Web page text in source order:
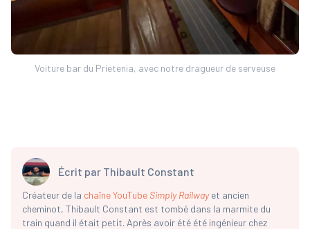
Voiture bar du Prietenia, avec notre dragueur de serveuse
Écrit par Thibault Constant
Créateur de la chaîne YouTubeSimply Railwayet ancien
cheminot, Thibault Constant est tombé dans la marmite du
train quand il était petit. Après avoir été été ingénieur chez